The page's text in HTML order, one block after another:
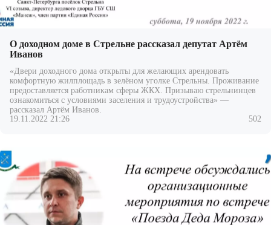
О доходном доме в Стрельне рассказал депутат Артём
Иванов
«Двери доходного дома открыты для желающих арендовать
комфортную жилплощадь в зелёном уголке Стрельны. Проживание
предоставляется работникам сферы ЖКХ. Призываю стрельнинцев
ознакомиться с условиями заселения и трудоустройства» —
рассказал Артём Иванов.
19.11.2022 21:26
502